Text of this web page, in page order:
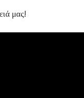
μας!